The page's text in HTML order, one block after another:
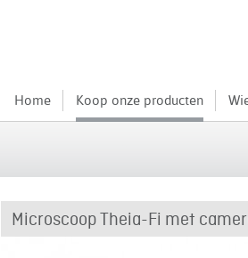
Home Koop onze producten
Microscoop Theia-Fi met